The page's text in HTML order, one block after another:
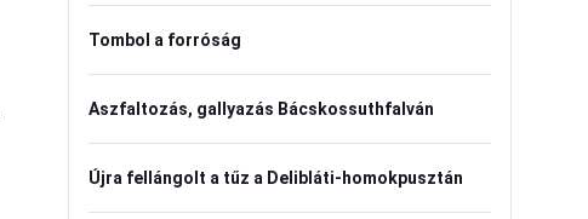
Tombol a forróság
Aszfaltozás, gallyazás Bácskossuthfalván
Újra fellángolt a tűz a Delibláti-homokpusztán